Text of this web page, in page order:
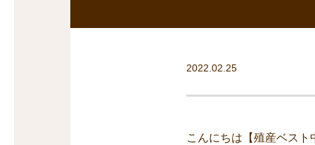
2022.02.25
こんにちは【殖産ベスト